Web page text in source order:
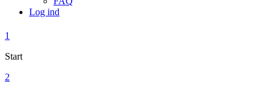
Log ind
1
Start
2